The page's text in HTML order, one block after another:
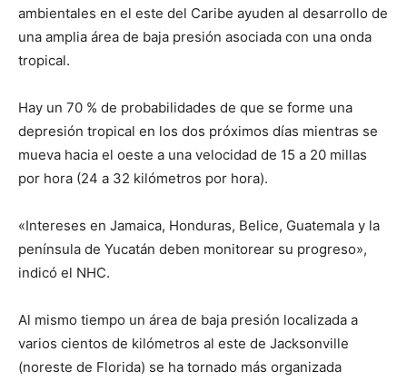
ambientales en el este del Caribe ayuden al desarrollo de
una amplia área de baja presión asociada con una onda
tropical.
Hay un 70 % de probabilidades de que se forme una
depresión tropical en los dos próximos días mientras se
mueva hacia el oeste a una velocidad de 15 a 20 millas
por hora (24 a 32 kilómetros por hora).
«Intereses en Jamaica, Honduras, Belice, Guatemala y la
península de Yucatán deben monitorear su progreso»,
indicó el NHC.
Al mismo tiempo un área de baja presión localizada a
varios cientos de kilómetros al este de Jacksonville
(noreste de Florida) se ha tornado más organizada